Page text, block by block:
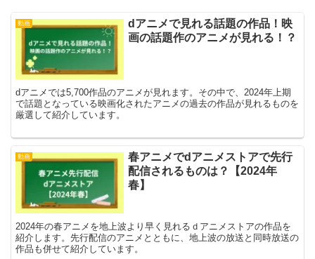
動画
dアニメで見れる話題の作品！映
画の話題作のアニメが見れる！？
dアニメでは5,700作品のアニメが見れます。その中で、2024年上期
で話題となっている映画化されたアニメの過去の作品が見れるものを
厳選して紹介しています。
動画
春アニメでdアニメストアで先行
配信されるものは？【2024年
春】
2024年の春アニメを地上波より早く見れるｄアニメストアの作品を
紹介します。先行配信のアニメとともに、地上波の放送と同時放送の
作品も併せて紹介しています。